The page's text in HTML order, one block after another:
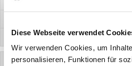
Diese Webseite verwendet
Wir verwenden Cookies, um
personalisieren, Funktionen für
12,5 mm
6135-048-22